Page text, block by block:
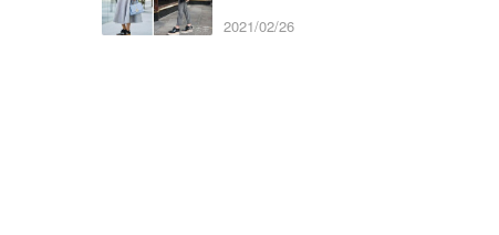
2021/02/26